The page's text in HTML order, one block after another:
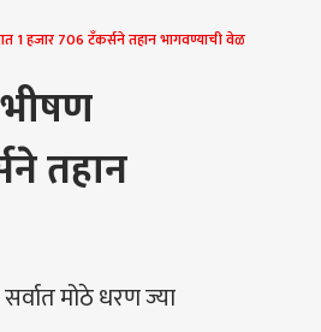
1 हजार 706 टँकर्सने तहान भागवण्याची वेळ
तहान
मोठे धरण ज्या